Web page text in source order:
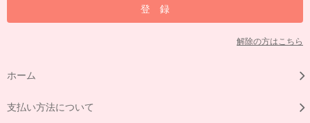
解除の方はこちら
ホーム
支払い方法について